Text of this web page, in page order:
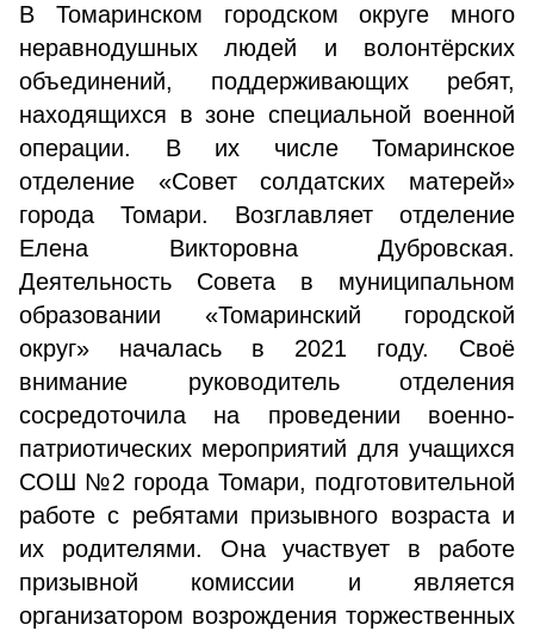
В Томаринском городском округе много
неравнодушных людей и волонтёрских
объединений, поддерживающих ребят,
находящихся в зоне специальной военной
операции. В их числе Томаринское
отделение «Совет солдатских матерей»
города Томари. Возглавляет отделение
Елена Викторовна Дубровская.
Деятельность Совета в муниципальном
образовании «Томаринский городской
округ» началась в 2021 году. Своё
внимание руководитель отделения
сосредоточила на проведении военно-
патриотических мероприятий для учащихся
СОШ №2 города Томари, подготовительной
работе с ребятами призывного возраста и
их родителями. Она участвует в работе
призывной комиссии и является
организатором возрождения торжественных